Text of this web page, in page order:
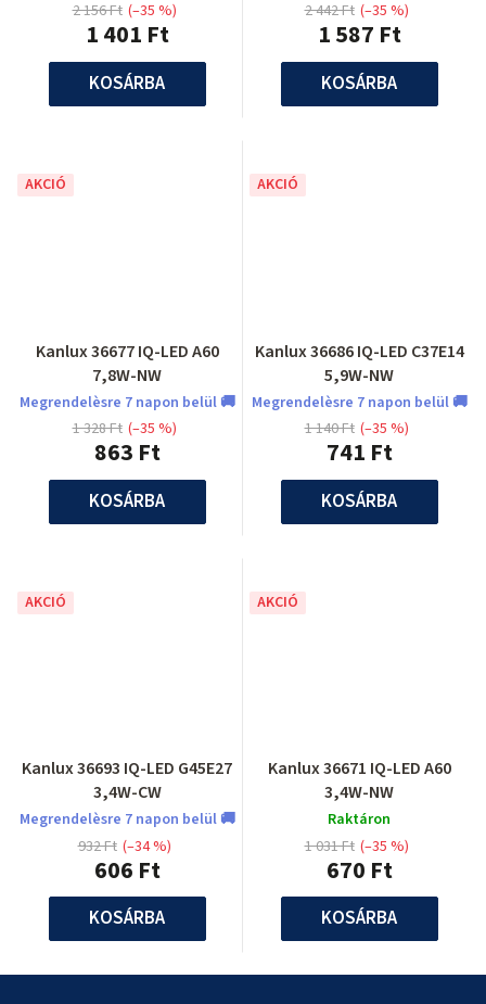
1 401 Ft
2 156 Ft (–35 %)
KOSÁRBA
1 587 Ft
2 442 Ft (–35 %)
KOSÁRBA
AKCIÓ
Kanlux 36677 IQ-LED A60
7,8W-NW
Megrendelèsre 7 napon belül 🚚
863 Ft
1 328 Ft (–35 %)
KOSÁRBA
AKCIÓ
Kanlux 36686 IQ-LED C37E14
5,9W-NW
Megrendelèsre 7 napon belül 🚚
741 Ft
1 140 Ft (–35 %)
KOSÁRBA
AKCIÓ
Kanlux 36693 IQ-LED G45E27
3,4W-CW
Megrendelèsre 7 napon belül 🚚
606 Ft
932 Ft (–34 %)
KOSÁRBA
AKCIÓ
Kanlux 36671 IQ-LED A60
3,4W-NW
Raktáron
670 Ft
1 031 Ft (–35 %)
KOSÁRBA